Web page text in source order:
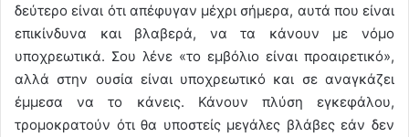
δεύτερο είναι ότι απέφυγαν μέχρι σήμερα, αυτά που είναι
επικίνδυνα και βλαβερά, να τα κάνουν με νόμο
υποχρεωτικά. Σου λένε «το εμβόλιο είναι προαιρετικό»,
αλλά στην ουσία είναι υποχρεωτικό και σε αναγκάζει
έμμεσα να το κάνεις. Κάνουν πλύση εγκεφάλου,
τρομοκρατούν ότι θα υποστείς μεγάλες βλάβες εάν δεν